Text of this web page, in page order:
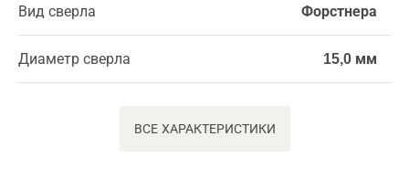
Вид сверла Форстнера
Диаметр сверла 15,0 мм
ВСЕ ХАРАКТЕРИСТИКИ